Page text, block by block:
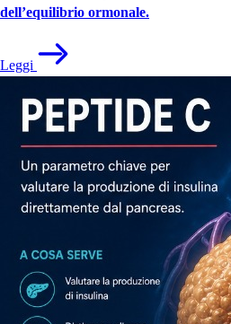
dell’equilibrio ormonale.
Leggi